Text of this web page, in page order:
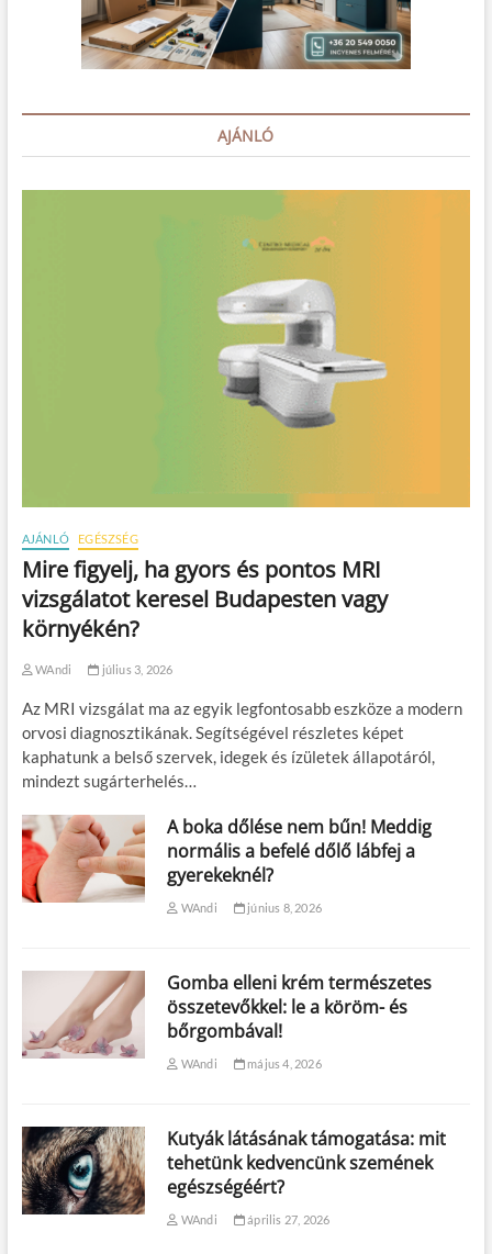
AJÁNLÓ
AJÁNLÓ EGÉSZSÉG
Mire figyelj, ha gyors és pontos MRI
vizsgálatot keresel Budapesten vagy
környékén?
WAndi július 3, 2026
Az MRI vizsgálat ma az egyik legfontosabb eszköze a modern
orvosi diagnosztikának. Segítségével részletes képet
kaphatunk a belső szervek, idegek és ízületek állapotáról,
mindezt sugárterhelés…
A boka dőlése nem bűn! Meddig
normális a befelé dőlő lábfej a
gyerekeknél?
WAndi június 8, 2026
Gomba elleni krém természetes
összetevőkkel: le a köröm- és
bőrgombával!
WAndi május 4, 2026
Kutyák látásának támogatása: mit
tehetünk kedvencünk szemének
egészségéért?
WAndi április 27, 2026